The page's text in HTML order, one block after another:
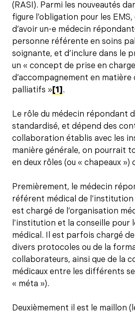
(RASI). Parmi les nouveautés
figure l’obligation pour les EMS,
d’avoir un-e médecin
personne référente en soins
soignante, et d’inclure dans le
un « concept de prise en
d’accompagnement en matière
palliatifs »[1] .
Le rôle du médecin répondant
standardisé, et dépend des
collaboration établis avec les
manière générale, on pourrait
en deux rôles (ou « chapeaux
Premièrement, le médecin
référent médical de
est chargé de l’organisation
l’institution et la conseille pour
médical. Il est parfois chargé
divers protocoles ou de la
collaborateurs, ainsi que de la
médicaux entre les différents
« méta »).
Deuxièmement il est le maillon